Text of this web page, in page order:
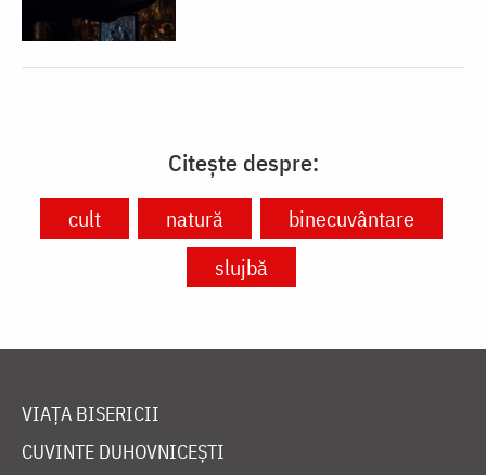
Citește despre:
cult natură
binecuvântare
slujbă
VIAȚA BISERICII
CUVINTE DUHOVNICEȘTI